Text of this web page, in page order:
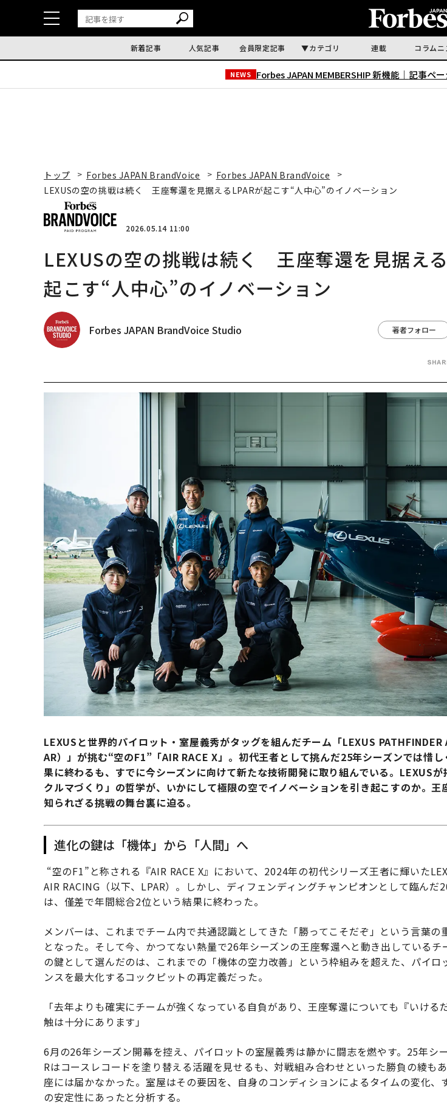
新着記事 人気記事 会員限定記事 カテゴリ 連載 コラムニ
NEWS Forbes JAPAN MEMBERSHIP 新機能｜ 記事ペ
トップ Forbes JAPAN BrandVoice
Forbes JAPAN BrandVoice
LEXUSの空の挑戦は続く 王座奪還を見据えるLPARが起こす“人中心”のイノベーション
2026.05.14 11:00
LEXUSの空の挑戦は続く 王座奪還を見据え
起こす“人中心”のイノベーション
Forbes JAPAN BrandVoice Studio 著者フォロー
LEXUSと世界的パイロット・室屋義秀がタッグを組んだチーム「LEXUS PATHFINDER
AR）」が挑む“空のF1”「AIR RACE X」。初代王者として挑んだ25年シーズンでは惜
果に終わるも、すでに今シーズンに向けて新たな技術開発に取り組んでいる。LEXUSが
クルマづくり」の哲学が、いかにして極限の空でイノベーションを引き起こすのか。王
知られざる挑戦の舞台裏に迫る。
進化の鍵は「機体」から「人間」へ
“空のF1”と称される『AIR RACE X』において、2024年の初代シリーズ王者に輝いた
AIR RACING（以下、LPAR）。しかし、ディフェンディングチャンピオンとして臨んだ
は、僅差で年間総合2位という結果に終わった。
メンバーは、これまでチーム内で共通認識としてきた「勝ってこそだぞ」という言葉の
となった。そして今、かつてない熱量で26年シーズンの王座奪還へと動き出しているチ
の鍵として選んだのは、これまでの「機体の空力改善」という枠組みを超えた、パイロ
ンスを最大化するコックピットの再定義だった。
「去年よりも確実にチームが強くなっている自負があり、王座奪還についても『いける
触は十分にあります」
6月の26年シーズン開幕を控え、パイロットの室屋義秀は静かに闘志を燃やす。25年シ
Rはコースレコードを塗り替える活躍を見せるも、対戦組み合わせといった勝負の綾も
座には届かなかった。室屋はその要因を、自身のコンディションによるタイムの変化、
の安定性にあったと分析する。